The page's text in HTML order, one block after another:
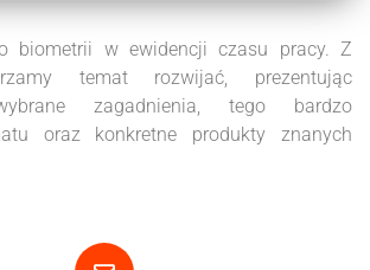
biometrii w ewidencji czasu pracy. Z
temat rozwijać, prezentując
zagadnienia, tego bardzo
oraz konkretne produkty znanych